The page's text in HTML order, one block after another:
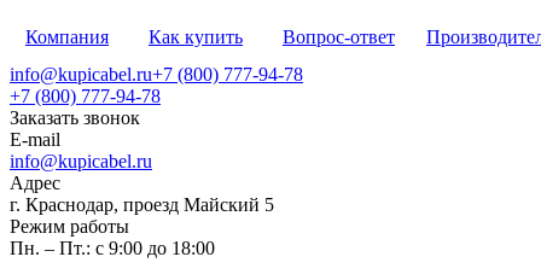
Компания Как купить Вопрос-ответ
info@kupicabel.ru+7 (800) 777-94-78
+7 (800) 777-94-78
Заказать звонок
E-mail
info@kupicabel.ru
Адрес
г. Краснодар, проезд Майский 5
Режим работы
Пн. – Пт.: с 9:00 до 18:00